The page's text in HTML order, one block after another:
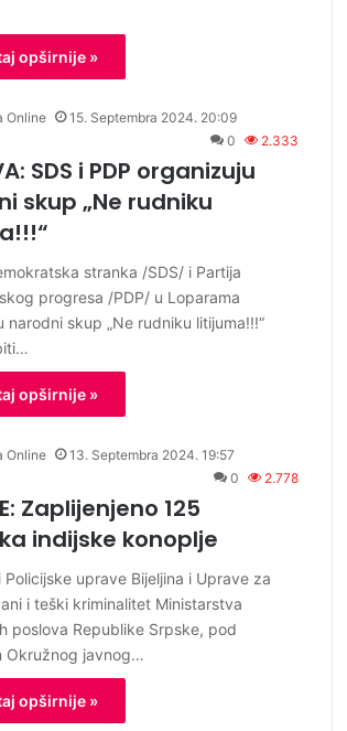
opširnije »
Online
15. Septembra 2024. 20:09
0
2.333
SDS i PDP organizuju
skup „Ne rudniku
stranka /SDS/ i Partija
progresa /PDP/ u Loparama
narodni skup „Ne rudniku litijuma!!!“
opširnije »
Online
13. Septembra 2024. 19:57
0
2.778
Zaplijenjeno 125
indijske konoplje
Policijske uprave Bijeljina i Uprave za
i teški kriminalitet Ministarstva
poslova Republike Srpske, pod
Okružnog javnog…
opširnije »